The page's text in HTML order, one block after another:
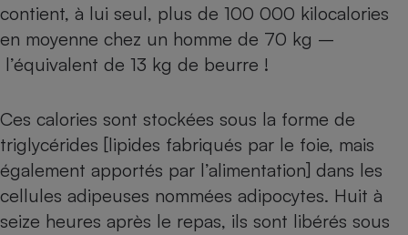
contient, à lui seul, plus de 100 000 kilocalories
en moyenne chez un homme de 70 kg –
l’équivalent de 13 kg de beurre !
Ces calories sont stockées sous la forme de
triglycérides [lipides fabriqués par le foie, mais
également apportés par l’alimentation] dans les
cellules adipeuses nommées adipocytes. Huit à
seize heures après le repas, ils sont libérés sous
Lave-linge
Matelas
Radiateur électrique
Antimoustique